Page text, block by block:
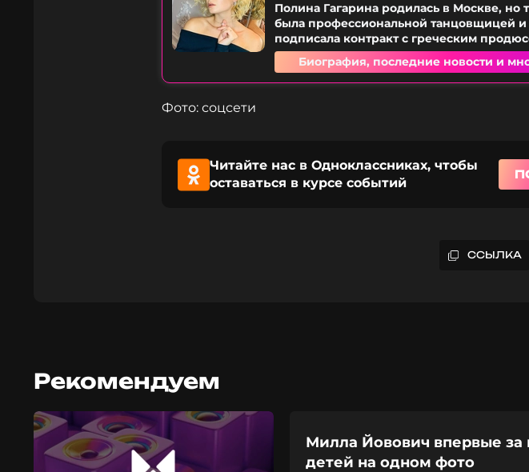
Полина Гагарина родилась в Москве, но
была профессиональной танцовщицей и
подписала контракт с греческим
Биография, последние новости и
Фото: соцсети
Читайте нас в Одноклассниках, чтобы
оставаться в курсе событий
ССЫЛКА
Рекомендуем
Милла Йовович впервые за
детей на одном фото